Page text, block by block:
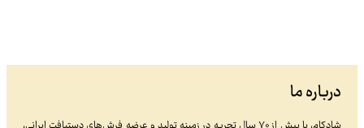
درباره ما